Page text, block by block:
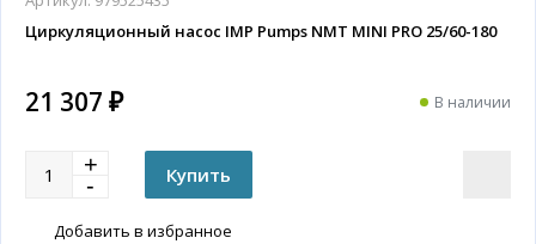
Циркуляционный насос IMP Pumps NMT MINI PRO 25/60-180
21 307 ₽ В наличии
Добавить в избранное